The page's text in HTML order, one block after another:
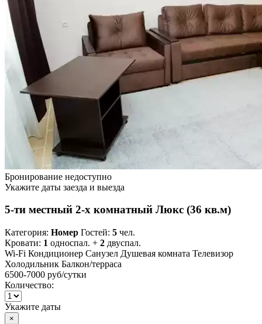
Бронирование недоступно
Укажите даты заезда и выезда
5-ти местный 2-х комнатный Люкс (36 кв.м)
Категория: Номер Гостей: 5 чел.
Кровати: 1 односпал. + 2 двуспал.
Wi-Fi Кондиционер Санузел Душевая комната Телевизор
Холодильник Балкон/терраса
6500-7000 руб/сутки
Количество:
Укажите даты
×